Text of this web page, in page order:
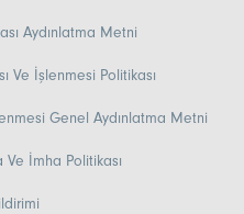
Aydınlatma Metni
Ve İşlenmesi Politikası
Genel Aydınlatma Metni
Ve İmha Politikası